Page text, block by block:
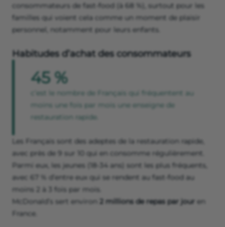
consommateurs de fast-food (à 68 %), surtout pour les
familles qui voient cela comme un moment de plaisir
personnel, notamment pour leurs enfants.
Habitudes d’achat des consommateurs
45 %
c’est le nombre de Français qui fréquentent au
moins une fois par mois une enseigne de
restauration rapide.
Les Français sont des adeptes de la restauration rapide,
avec près de 9 sur 10 qui en consomme régulièrement.
Parmi eux, les jeunes (18-34 ans) sont les plus fréquents,
avec 67 % d’entre eux qui se rendent au fast-food au
moins 2 à 3 fois par mois.
McDonald’s sert environ 2 millions de repas par jour en
France.